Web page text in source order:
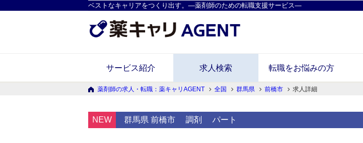
ベストなキャリアをつくり出す。―薬剤師のための転職支援サービス―
サービス紹介 求人検索 転職をお悩みの方
薬剤師の求人・転職：薬キャリAGENT 全国 群馬県 前橋市 求人詳細
NEW 群馬県 前橋市 調剤 パート